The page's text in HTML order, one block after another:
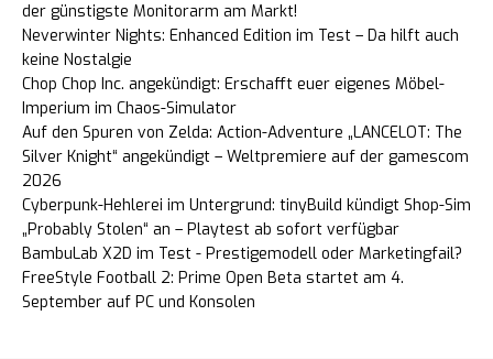
der günstigste Monitorarm am Markt!
Neverwinter Nights: Enhanced Edition im Test – Da hilft auch
keine Nostalgie
Chop Chop Inc. angekündigt: Erschafft euer eigenes Möbel-
Imperium im Chaos-Simulator
Auf den Spuren von Zelda: Action-Adventure „LANCELOT: The
Silver Knight“ angekündigt – Weltpremiere auf der gamescom
2026
Cyberpunk-Hehlerei im Untergrund: tinyBuild kündigt Shop-Sim
„Probably Stolen“ an – Playtest ab sofort verfügbar
BambuLab X2D im Test - Prestigemodell oder Marketingfail?
FreeStyle Football 2: Prime Open Beta startet am 4.
September auf PC und Konsolen